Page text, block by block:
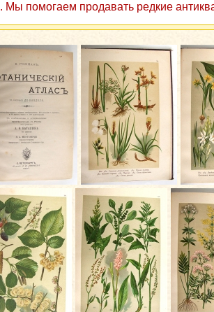
. Мы помогаем продавать редкие